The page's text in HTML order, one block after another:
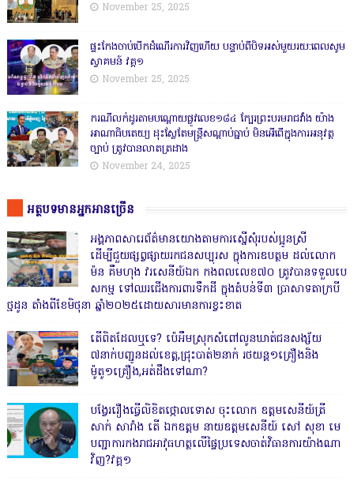
November 25, 2025
ផ្ទះកែងចាប់បើកដំណើរការវិញហើយ បន្ទាប់ពីបិទអស់មួយរយ:ពេលសូម
ស្វាគមន៍ វគ្គ១
November 25, 2025
ករណីលក់ដូរតាមបណ្តោយផ្លូវលេខ១៨៤ ក្បែរព្រះបរមរាជវាំង យ៉ាង
អាណាធិបតេយ្យ ដុះស្លែតែមន្ត្រីសណ្តាប់ធ្នាប់ មិនអើពើក្នុងការអនុវត្ត
ច្បាប់ ត្រូវបានលាតត្រដាង
November 24, 2025
អត្ថបទមានអ្នកអានច្រើន
អង្គភាពសារេព័ត៌មានយោងតាមការស្នើសុំរបស់ប្អូនស្រី
ដើម្បីជួយផ្សព្វផ្សាយរកជនសប្បុរស ក្នុងការឧបត្ថម ដល់លោក
ម៉ន គឹមហុង វរសេនីយ៍ឯក កងពលលេខ៧០ ត្រូវបានទទួលបេ
សកម្ម ទៅឈរជើងការពារទឹកដី ក្នុងតំបន់ទី៣ ប្រាសាទតាក្របី
ថ្មដូន តាំងពីខែមិថុនា ឆ្នាំ២០២៥ដោយសារមានការខ្វះខាត
តើពិតដែលឬទេ? ប៉េអឹមស្រុកសំពៅលូនឃាត់ជនសង្ស័យ
៧នាក់បញ្ជូនដល់ខេត្ត,ជ្រុះបាត់២នាក់ រថយន្ត១គ្រឿងនិង
ម៉ូតូ១គ្រឿង,អត់ដឹងទៅណា?
បង្វែររឿងធ្វើលិខិតថ្កោលទោស ចុះលោក ឧត្តមសេនីយ៍ត្រី
សាក់ សារាំង តើ ឯកឧត្តម នាយឧត្តមសេនីយ៍ សៅ សុខា មេ
បញ្ជាការកងរាជអាវុធហត្ថលើផ្ទៃប្រទេសចាត់វិធានការយ៉ាងណា
វិញ?វគ្គ១